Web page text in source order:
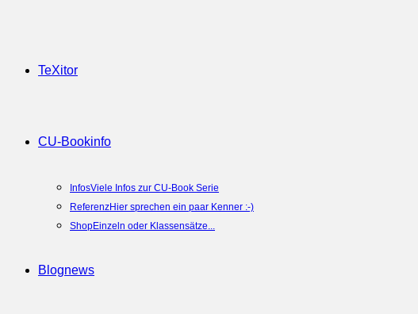
TeXitor
CU-Bookinfo
InfosViele Infos zur CU-Book Serie
ReferenzHier sprechen ein paar Kenner :-)
ShopEinzeln oder Klassensätze...
Blognews